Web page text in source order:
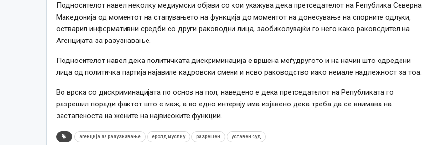
Подносителот навел неколку медиумски објави со кои укажува дека претседателот на Република Северна
Македонија од моментот на стапувањето на функција до моментот на донесување на спорните одлуки,
остварил информативни средби со други раководни лица, заобиколувајќи го него како раководител на
Агенцијата за разузнавање.
Подносителот навел дека политичката дискриминација е вршена меѓудругото и на начин што одредени
лица од политичка партија најавиле кадровски смени и ново раководство иако немале надлежност за тоа.
Во врска со дискриминацијата по основ на пол, наведено е дека претседателот на Републиката го
разрешил поради фактот што е маж, а во едно интервју има изјавено дека треба да се внимава на
застапеноста на жените на највисоките функции.
агенција за разузнавање еролд муслиу разрешен уставен суд